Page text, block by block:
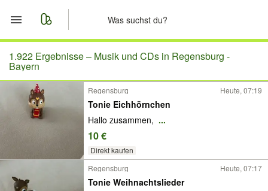
Start
Merkliste
Nachrichten
Anzeige aufgeben
1.922 Ergebnisse – Musik und CDs in Regensburg -
Bayern
Regensburg Heute, 07:19
Tonie Eichhörnchen
Hallo zusammen, ...
10 €
Direkt kaufen
Regensburg
Heute, 07:17
Tonie Weihnachtslieder